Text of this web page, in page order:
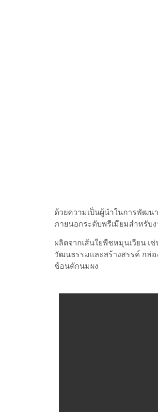
ด้วยความเป็นผู้นำในการพัฒน
ภายนอกระดับพรีเมียมสำหรับ
ผลิตจากเส้นใยพืชหมุนเวียน
วัฒนธรรมและสร้างสรรค์ กล่อ
ช้อนตักนมผง